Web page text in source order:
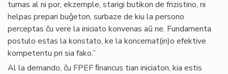
turnas al ni por, ekzemple, starigi butikon de frizistino, ni
helpas prepari buĝeton, surbaze de kiu la persono
perceptas ĉu vere la iniciato konvenas aŭ ne. Fundamenta
postulo estas la konstato, ke la koncernat(in)o efektive
kompetentu pri sia fako.”
Al la demando, ĉu FPEF ﬁnancus tian iniciaton, kia estis